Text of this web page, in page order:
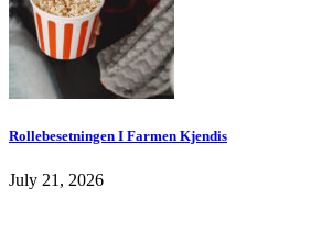
Rollebesetningen I Farmen Kjendis
July 21, 2026